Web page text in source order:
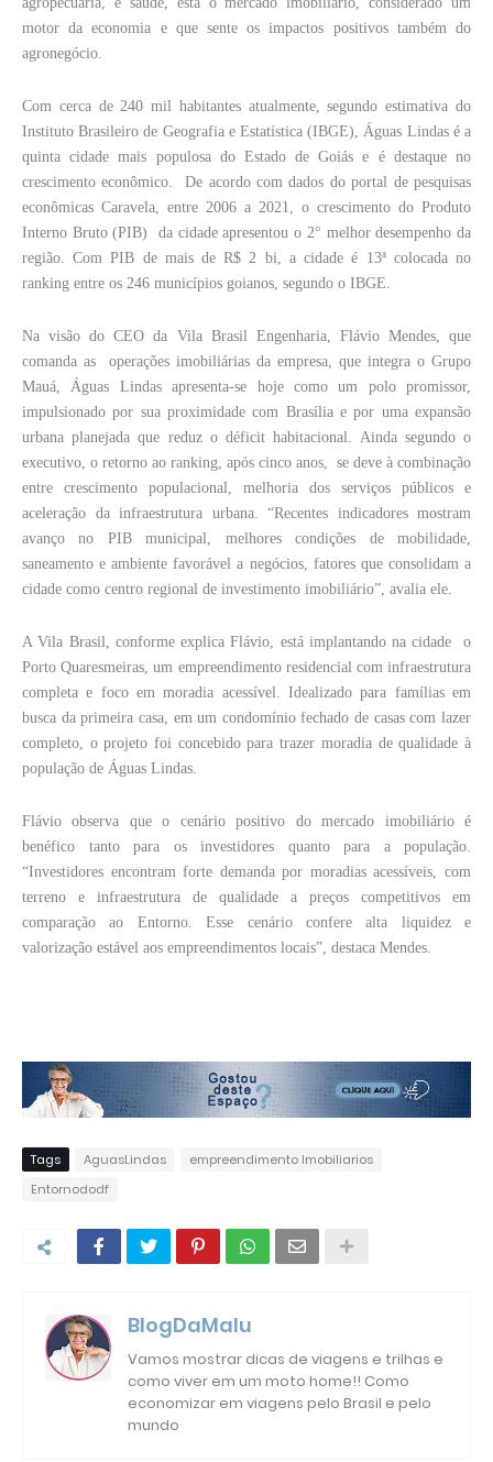
motor da economia e que sente os impactos positivos também do
agronegócio.
Com cerca de 240 mil habitantes atualmente, segundo estimativa do
Instituto Brasileiro de Geografia e Estatística (IBGE), Águas Lindas é a
quinta cidade mais populosa do Estado de Goiás e é destaque no
crescimento econômico. De acordo com dados do portal de pesquisas
econômicas Caravela, entre 2006 a 2021, o crescimento do Produto
Interno Bruto (PIB) da cidade apresentou o 2° melhor desempenho da
região. Com PIB de mais de R$ 2 bi, a cidade é 13ª colocada no
ranking entre os 246 municípios goianos, segundo o IBGE.
Na visão do CEO da Vila Brasil Engenharia, Flávio Mendes, que
comanda as operações imobiliárias da empresa, que integra o Grupo
Mauá, Águas Lindas apresenta-se hoje como um polo promissor,
impulsionado por sua proximidade com Brasília e por uma expansão
urbana planejada que reduz o déficit habitacional. Ainda segundo o
executivo, o retorno ao ranking, após cinco anos, se deve à combinação
entre crescimento populacional, melhoria dos serviços públicos e
aceleração da infraestrutura urbana. “Recentes indicadores mostram
avanço no PIB municipal, melhores condições de mobilidade,
saneamento e ambiente favorável a negócios, fatores que consolidam a
cidade como centro regional de investimento imobiliário”, avalia ele.
A Vila Brasil, conforme explica Flávio, está implantando na cidade o
Porto Quaresmeiras, um empreendimento residencial com infraestrutura
completa e foco em moradia acessível. Idealizado para famílias em
busca da primeira casa, em um condomínio fechado de casas com lazer
completo, o projeto foi concebido para trazer moradia de qualidade à
população de Águas Lindas.
Flávio observa que o cenário positivo do mercado imobiliário é
benéfico tanto para os investidores quanto para a população.
“Investidores encontram forte demanda por moradias acessíveis, com
terreno e infraestrutura de qualidade a preços competitivos em
comparação ao Entorno. Esse cenário confere alta liquidez e
valorização estável aos empreendimentos locais”, destaca Mendes.
Tags AguasLindas
empreendimento Imobiliarios
Entornododf
BlogDaMalu
Vamos mostrar dicas de viagens e trilhas e
como viver em um moto home!! Como
economizar em viagens pelo Brasil e pelo
mundo